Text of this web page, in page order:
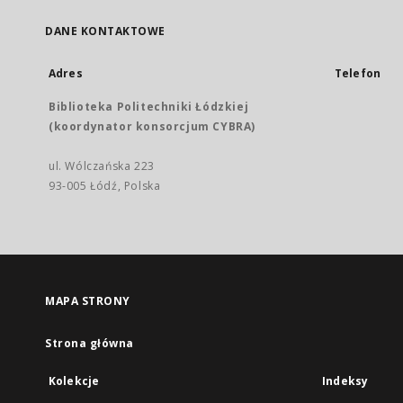
DANE KONTAKTOWE
Adres
Biblioteka Politechniki Łódzkiej
(koordynator konsorcjum CYBRA)
ul. Wólczańska 223
93-005 Łódź, Polska
Telefon
MAPA STRONY
Strona główna
Kolekcje Indeksy